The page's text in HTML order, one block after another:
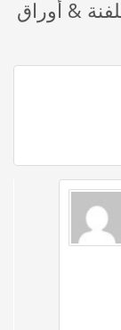
& أوراق